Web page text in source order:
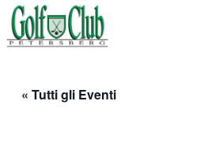
Skip
to
« Tutti gli Eventi